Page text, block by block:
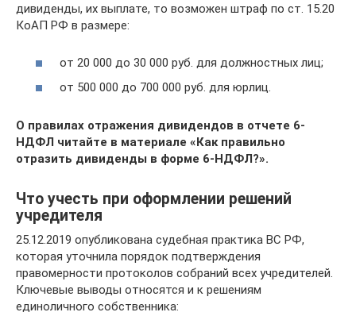
дивиденды, их выплате, то возможен штраф по ст. 15.20
КоАП РФ в размере:
от 20 000 до 30 000 руб. для должностных лиц;
от 500 000 до 700 000 руб. для юрлиц.
О правилах отражения дивидендов в отчете 6-
НДФЛ читайте в материале «Как правильно
отразить дивиденды в форме 6-НДФЛ?».
Что учесть при оформлении решений
учредителя
25.12.2019 опубликована судебная практика ВС РФ,
которая уточнила порядок подтверждения
правомерности протоколов собраний всех учредителей.
Ключевые выводы относятся и к решениям
единоличного собственника: